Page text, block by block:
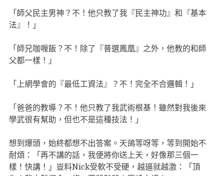
「師父民主男神？不！他只教了我『民主神功』和『基本
法』！」
「師兄咖喱飯？不！除了『普選鳳凰』之外，他教的和師
父都一樣！」
「上網學會的『最低工資法』？不！完全不合邏輯！」
「爸爸的教導？不！他只教了我武術根基！雖然對我後來
學武很有幫助，但也不是這種技法！」
想到爆頭，始終都想不出答案。天鴿等呀等，等到開始不
耐煩：「再不講的話，我便將你送上天，好像那三個一
樣！快講！」豈料Nick受軟不受硬，越逼就越激：「頂